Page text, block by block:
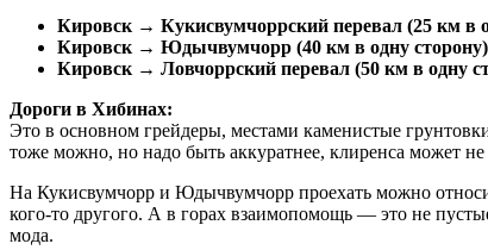
Кировск → Кукисвумчоррский перевал (25 км в
Кировск → Юдычвумчорр (40 км в одну
Кировск → Ловчоррский перевал (50 км в одну
Дороги в Хибинах:
Это в основном грейдеры, местами каменистые
тоже можно, но надо быть аккуратнее, клиренса может не
На Кукисвумчорр и Юдычвумчорр проехать можно
кого-то другого. А в горах взаимопомощь — это не
мода.